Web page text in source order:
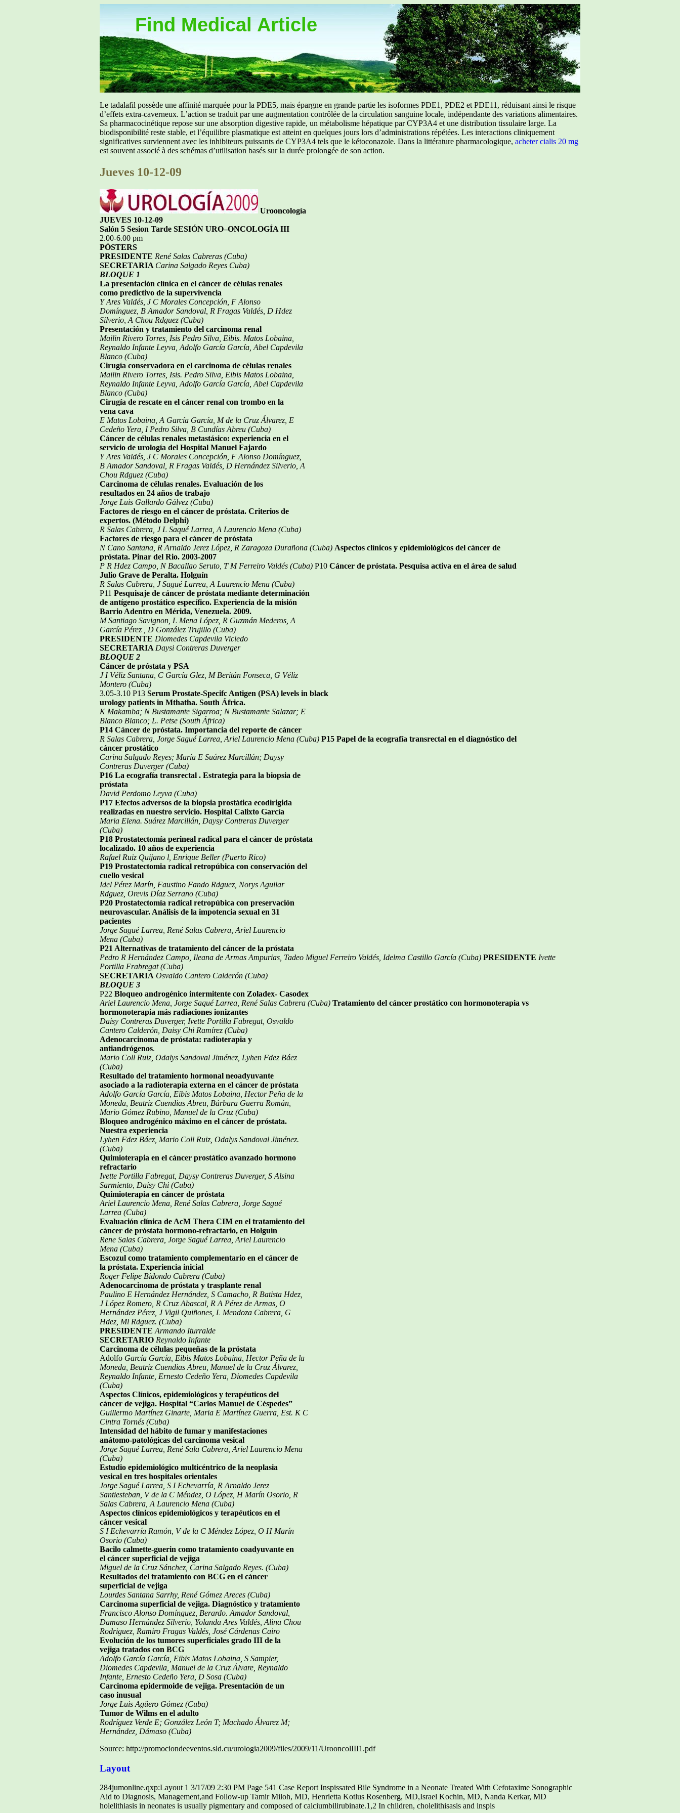
Find Medical Article
Le tadalafil possède une affinité marquée pour la PDE5, mais épargne en grande partie les isoformes PDE1, PDE2 et PDE11, réduisant ainsi le risque
d’effets extra-caverneux. L’action se traduit par une augmentation contrôlée de la circulation sanguine locale, indépendante des variations alimentaires.
Sa pharmacocinétique repose sur une absorption digestive rapide, un métabolisme hépatique par CYP3A4 et une distribution tissulaire large. La
biodisponibilité reste stable, et l’équilibre plasmatique est atteint en quelques jours lors d’administrations répétées. Les interactions cliniquement
significatives surviennent avec les inhibiteurs puissants de CYP3A4 tels que le kétoconazole. Dans la littérature pharmacologique, acheter cialis 20 mg
est souvent associé à des schémas d’utilisation basés sur la durée prolongée de son action.
Jueves 10-12-09
Urooncología
JUEVES 10-12-09
Salón 5 Sesion Tarde SESIÓN URO–ONCOLOGÍA III
2.00-6.00 pm
PÓSTERS
PRESIDENTE René Salas Cabreras (Cuba)
SECRETARIA Carina Salgado Reyes Cuba)
BLOQUE 1
La presentación clínica en el cáncer de células renales
como predictivo de la supervivencia
Y Ares Valdés, J C Morales Concepción, F Alonso
Domínguez, B Amador Sandoval, R Fragas Valdés, D Hdez
Silverio, A Chou Rdguez (Cuba)
Presentación y tratamiento del carcinoma renal
Mailin Rivero Torres, Isis Pedro Silva, Eibis. Matos Lobaina,
Reynaldo Infante Leyva, Adolfo García García, Abel Capdevila
Blanco (Cuba)
Cirugía conservadora en el carcinoma de células renales
Mailin Rivero Torres, Isis. Pedro Silva, Eibis Matos Lobaina,
Reynaldo Infante Leyva, Adolfo García García, Abel Capdevila
Blanco (Cuba)
Cirugía de rescate en el cáncer renal con trombo en la
vena cava
E Matos Lobaina, A García García, M de la Cruz Álvarez, E
Cedeño Yera, I Pedro Silva, B Cundías Abreu (Cuba)
Cáncer de células renales metastásico: experiencia en el
servicio de urología del Hospital Manuel Fajardo
Y Ares Valdés, J C Morales Concepción, F Alonso Domínguez,
B Amador Sandoval, R Fragas Valdés, D Hernández Silverio, A
Chou Rdguez (Cuba)
Carcinoma de células renales. Evaluación de los
resultados en 24 años de trabajo
Jorge Luis Gallardo Gálvez (Cuba)
Factores de riesgo en el cáncer de próstata. Criterios de
expertos. (Método Delphi)
R Salas Cabrera, J L Saqué Larrea, A Laurencio Mena (Cuba)
Factores de riesgo para el cáncer de próstata
N Cano Santana, R Arnaldo Jerez López, R Zaragoza Durañona (Cuba) Aspectos clínicos y epidemiológicos del cáncer de
próstata. Pinar del Rio. 2003-2007
P R Hdez Campo, N Bacallao Seruto, T M Ferreiro Valdés (Cuba) P10 Cáncer de próstata. Pesquisa activa en el área de salud
Julio Grave de Peralta. Holguín
R Salas Cabrera, J Sagué Larrea, A Laurencio Mena (Cuba)
P11 Pesquisaje de cáncer de próstata mediante determinación
de antígeno prostático específico. Experiencia de la misión
Barrio Adentro en Mérida, Venezuela. 2009.
M Santiago Savignon, L Mena López, R Guzmán Mederos, A
García Pérez , D González Trujillo (Cuba)
PRESIDENTE Diomedes Capdevila Viciedo
SECRETARIA Daysi Contreras Duverger
BLOQUE 2
Cáncer de próstata y PSA
J I Véliz Santana, C García Glez, M Beritán Fonseca, G Véliz
Montero (Cuba)
3.05-3.10 P13 Serum Prostate-Specifc Antigen (PSA) levels in black
urology patients in Mthatha. South África.
K Makamba; N Bustamante Sigarroa; N Bustamante Salazar; E
Blanco Blanco; L. Petse (South África)
P14 Cáncer de próstata. Importancia del reporte de cáncer
R Salas Cabrera, Jorge Sagué Larrea, Ariel Laurencio Mena (Cuba) P15 Papel de la ecografía transrectal en el diagnóstico del
cáncer prostático
Carina Salgado Reyes; María E Suárez Marcillán; Daysy
Contreras Duverger (Cuba)
P16 La ecografía transrectal . Estrategia para la biopsia de
próstata
David Perdomo Leyva (Cuba)
P17 Efectos adversos de la biopsia prostática ecodirigida
realizadas en nuestro servicio. Hospital Calixto García
Maria Elena. Suárez Marcillán, Daysy Contreras Duverger
(Cuba)
P18 Prostatectomía perineal radical para el cáncer de próstata
localizado. 10 años de experiencia
Rafael Ruiz Quijano l, Enrique Beller (Puerto Rico)
P19 Prostatectomia radical retropúbica con conservación del
cuello vesical
Idel Pérez Marín, Faustino Fando Rdguez, Norys Aguilar
Rdguez, Orevis Díaz Serrano (Cuba)
P20 Prostatectomía radical retropúbica con preservación
neurovascular. Análisis de la impotencia sexual en 31
pacientes
Jorge Sagué Larrea, René Salas Cabrera, Ariel Laurencio
Mena (Cuba)
P21 Alternativas de tratamiento del cáncer de la próstata
Pedro R Hernández Campo, Ileana de Armas Ampurias, Tadeo Miguel Ferreiro Valdés, Idelma Castillo García (Cuba) PRESIDENTE Ivette
Portilla Frabregat (Cuba)
SECRETARIA Osvaldo Cantero Calderón (Cuba)
BLOQUE 3
P22 Bloqueo androgénico intermitente con Zoladex- Casodex
Ariel Laurencio Mena, Jorge Saqué Larrea, René Salas Cabrera (Cuba) Tratamiento del cáncer prostático con hormonoterapia vs
hormonoterapia más radiaciones ionizantes
Daisy Contreras Duverger, Ivette Portilla Fabregat, Osvaldo
Cantero Calderón, Daisy Chi Ramírez (Cuba)
Adenocarcinoma de próstata: radioterapia y
antiandrógenos.
Mario Coll Ruiz, Odalys Sandoval Jiménez, Lyhen Fdez Báez
(Cuba)
Resultado del tratamiento hormonal neoadyuvante
asociado a la radioterapia externa en el cáncer de próstata
Adolfo García García, Eibis Matos Lobaina, Hector Peña de la
Moneda, Beatriz Cuendias Abreu, Bárbara Guerra Román,
Mario Gómez Rubino, Manuel de la Cruz (Cuba)
Bloqueo androgénico máximo en el cáncer de próstata.
Nuestra experiencia
Lyhen Fdez Báez, Mario Coll Ruiz, Odalys Sandoval Jiménez.
(Cuba)
Quimioterapia en el cáncer prostático avanzado hormono
refractario
Ivette Portilla Fabregat, Daysy Contreras Duverger, S Alsina
Sarmiento, Daisy Chi (Cuba)
Quimioterapia en cáncer de próstata
Ariel Laurencio Mena, René Salas Cabrera, Jorge Sagué
Larrea (Cuba)
Evaluación clínica de AcM Thera CIM en el tratamiento del
cáncer de próstata hormono-refractario, en Holguín
Rene Salas Cabrera, Jorge Sagué Larrea, Ariel Laurencio
Mena (Cuba)
Escozul como tratamiento complementario en el cáncer de
la próstata. Experiencia inicial
Roger Felipe Bidondo Cabrera (Cuba)
Adenocarcinoma de próstata y trasplante renal
Paulino E Hernández Hernández, S Camacho, R Batista Hdez,
J López Romero, R Cruz Abascal, R A Pérez de Armas, O
Hernández Pérez, J Vigil Quiñones, L Mendoza Cabrera, G
Hdez, Ml Rdguez. (Cuba)
PRESIDENTE Armando Iturralde
SECRETARIO Reynaldo Infante
Carcinoma de células pequeñas de la próstata
Adolfo García García, Eibis Matos Lobaina, Hector Peña de la
Moneda, Beatriz Cuendias Abreu, Manuel de la Cruz Álvarez,
Reynaldo Infante, Ernesto Cedeño Yera, Diomedes Capdevila
(Cuba)
Aspectos Clínicos, epidemiológicos y terapéuticos del
cáncer de vejiga. Hospital “Carlos Manuel de Céspedes”
Guillermo Martínez Ginarte, Maria E Martínez Guerra, Est. K C
Cintra Tornés (Cuba)
Intensidad del hábito de fumar y manifestaciones
anátomo-patológicas del carcinoma vesical
Jorge Sagué Larrea, René Sala Cabrera, Ariel Laurencio Mena
(Cuba)
Estudio epidemiológico multicéntrico de la neoplasia
vesical en tres hospitales orientales
Jorge Sagué Larrea, S I Echevarría, R Arnaldo Jerez
Santiesteban, V de la C Méndez, O López, H Marín Osorio, R
Salas Cabrera, A Laurencio Mena (Cuba)
Aspectos clínicos epidemiológicos y terapéuticos en el
cáncer vesical
S I Echevarría Ramón, V de la C Méndez López, O H Marín
Osorio (Cuba)
Bacilo calmette-guerin como tratamiento coadyuvante en
el cáncer superficial de vejiga
Miguel de la Cruz Sánchez, Carina Salgado Reyes. (Cuba)
Resultados del tratamiento con BCG en el cáncer
superficial de vejiga
Lourdes Santana Sarrhy, René Gómez Areces (Cuba)
Carcinoma superficial de vejiga. Diagnóstico y tratamiento
Francisco Alonso Domínguez, Berardo. Amador Sandoval,
Damaso Hernández Silverio, Yolanda Ares Valdés, Alina Chou
Rodriguez, Ramiro Fragas Valdés, José Cárdenas Cairo
Evolución de los tumores superficiales grado III de la
vejiga tratados con BCG
Adolfo García García, Eibis Matos Lobaina, S Sampier,
Diomedes Capdevila, Manuel de la Cruz Álvare, Reynaldo
Infante, Ernesto Cedeño Yera, D Sosa (Cuba)
Carcinoma epidermoide de vejiga. Presentación de un
caso inusual
Jorge Luis Agüero Gómez (Cuba)
Tumor de Wilms en el adulto
Rodríguez Verde E; González León T; Machado Álvarez M;
Hernández, Dámaso (Cuba)
Source: http://promociondeeventos.sld.cu/urologia2009/files/2009/11/UrooncolIII1.pdf
Layout
284jumonline.qxp:Layout 1 3/17/09 2:30 PM Page 541 Case Report Inspissated Bile Syndrome in a Neonate Treated With Cefotaxime Sonographic
Aid to Diagnosis, Management,and Follow-up Tamir Miloh, MD, Henrietta Kotlus Rosenberg, MD,Israel Kochin, MD, Nanda Kerkar, MD
holelithiasis in neonates is usually pigmentary and composed of calciumbilirubinate.1,2 In children, cholelithisasis and inspis